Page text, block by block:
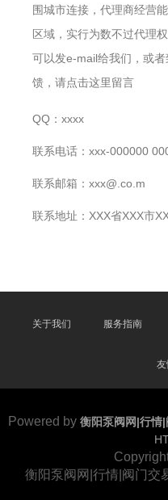
围城市连接，代理商经营
区域，实行为数不过代理
可以发e-mail给我们，或
馈，请点击这里留言
QQ：xxxx
联系电话：xxx-000000
联系邮箱：xxx@.co.m
联系地址：XXX省XXX市
关于我们 服务指南
友
Powered by 衡阳泵阀网|行情
衡阳泵阀网|行情|阀门交